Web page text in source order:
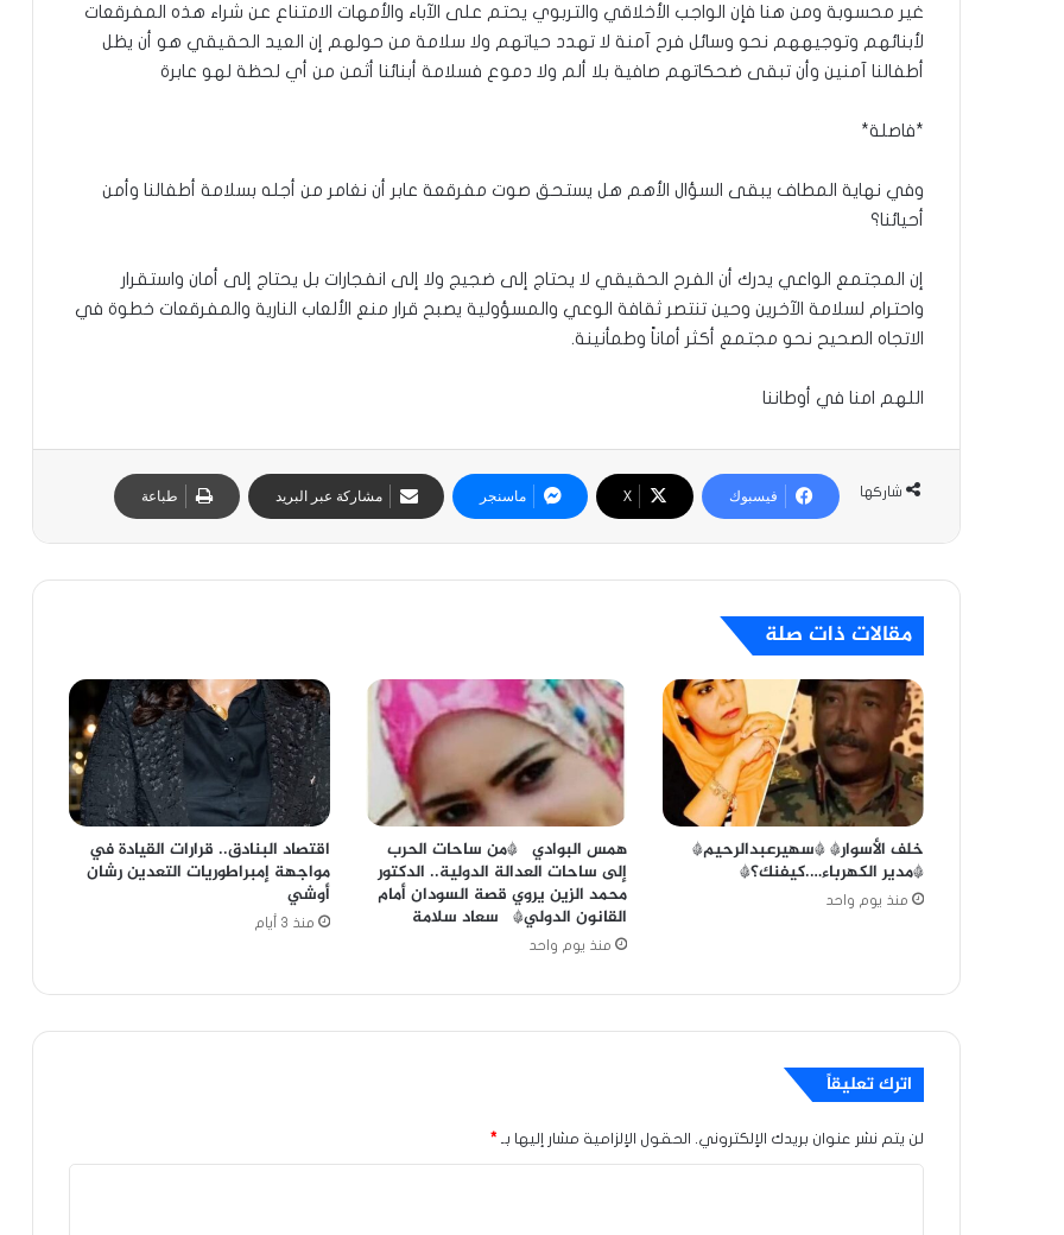
غير محسوبة ومن هنا فإن الواجب الأخلاقي والتربوي يحتم على الآباء والأمهات الامتناع عن شراء هذه المفرقعات
لأبنائهم وتوجيههم نحو وسائل فرح آمنة لا تهدد حياتهم ولا سلامة من حولهم إن العيد الحقيقي هو أن يظل
أطفالنا آمنين وأن تبقى ضحكاتهم صافية بلا ألم ولا دموع فسلامة أبنائنا أثمن من أي لحظة لهو عابرة
*فاصلة*
وفي نهاية المطاف يبقى السؤال الأهم هل يستحق صوت مفرقعة عابر أن نغامر من أجله بسلامة أطفالنا وأمن
أحيائنا؟
إن المجتمع الواعي يدرك أن الفرح الحقيقي لا يحتاج إلى ضجيج ولا إلى انفجارات بل يحتاج إلى أمان واستقرار
واحترام لسلامة الآخرين وحين تنتصر ثقافة الوعي والمسؤولية يصبح قرار منع الألعاب النارية والمفرقعات خطوة في
الاتجاه الصحيح نحو مجتمع أكثر أماناً وطمأنينة.
اللهم امنا في أوطاننا
شاركها فيسبوك ‫X ماسنجر مشاركة عبر البريد طباعة
مقالات ذات صلة
خلف الأسوار* *سهيرعبدالرحيم*
*مدير الكهرباء….كيفنك؟*
منذ يوم واحد
همس البوادي *من ساحات الحرب
إلى ساحات العدالة الدولية.. الدكتور
محمد الزين يروي قصة السودان أمام
القانون الدولي* سعاد سلامة
منذ يوم واحد
اقتصاد البنادق.. قرارات القيادة في
مواجهة إمبراطوريات التعدين رشان
أوشي
منذ 3 أيام
اترك تعليقاً
لن يتم نشر عنوان بريدك الإلكتروني. الحقول الإلزامية مشار إليها بـ *